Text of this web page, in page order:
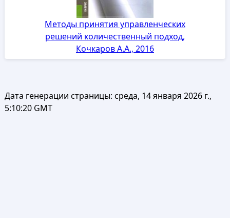
Методы принятия управленческих
решений количественный подход,
Кочкаров А.А., 2016
Дата генерации страницы: среда, 14 января 2026 г.,
5:10:20 GMT